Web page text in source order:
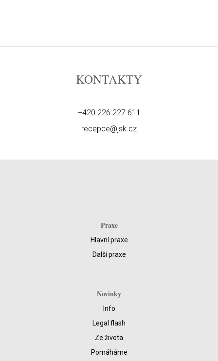
KONTAKTY
+420 226 227 611
recepce@jsk.cz
Praxe
Hlavní praxe
Další praxe
Novinky
Info
Legal flash
Ze života
Pomáháme